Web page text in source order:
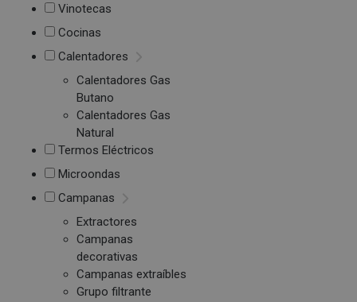
Vinotecas
Cocinas
Calentadores
Calentadores Gas
Butano
Calentadores Gas
Natural
Termos Eléctricos
Microondas
Campanas
Extractores
Campanas
decorativas
Campanas extraíbles
Grupo filtrante